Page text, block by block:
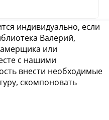
индивидуально, если
Валерий,
или
с нашими
внести необходимые
скомпоновать